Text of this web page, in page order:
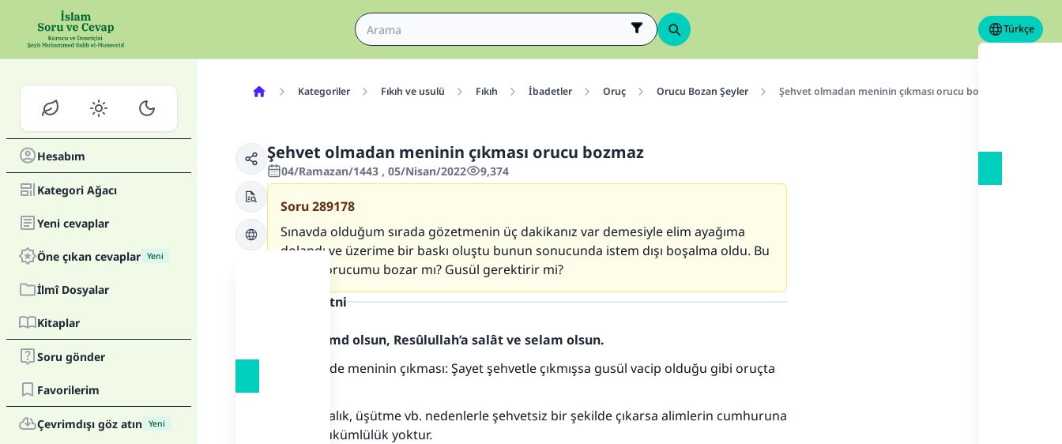
Türkçe
Hesabım
Kategori Ağacı
Yeni cevaplar
Öne çıkan cevaplar Yeni
İlmî Dosyalar
Kitaplar
Soru gönder
Favorilerim
Çevrimdışı göz atın Yeni
Kategoriler Fıkıh ve usulü Fıkıh İbadetler Oruç Orucu Bozan Şeyler Şehvet olmadan meninin çıkması orucu bozmaz
Şehvet olmadan meninin çıkması orucu bozmaz
04/Ramazan/1443 , 05/Nisan/2022 9,374
Soru289178
Sınavda olduğum sırada gözetmenin üç dakikanız var demesiyle elim ayağıma
dolandı ve üzerime bir baskı oluştu bunun sonucunda istem dışı boşalma oldu. Bu
durum orucumu bozar mı? Gusül gerektirir mi?
Cevap metni
Allah'a hamd olsun, Resûlullah’a salât ve selam olsun.
Uyanık halde meninin çıkması: Şayet şehvetle çıkmışsa gusül vacip olduğu gibi oruçta
Fakat hastalık, üşütme vb. nedenlerle şehvetsiz bir şekilde çıkarsa alimlerin cumhuruna
göre bir yükümlülük yoktur.